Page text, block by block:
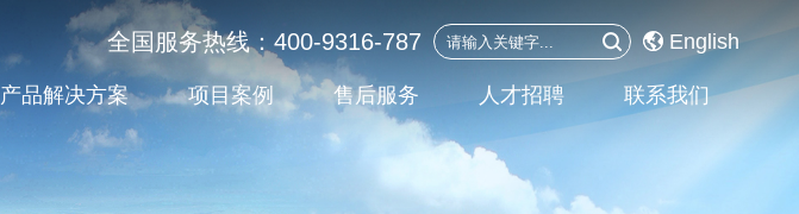
产品解决方案 项目案例 售后服务 人才招聘 联系我们
全国服务热线：400-9316-787 English